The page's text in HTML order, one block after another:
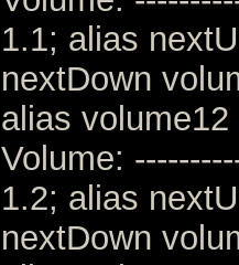
1.1; alias
nextDown
alias
Volume:
1.2; alias
nextDown